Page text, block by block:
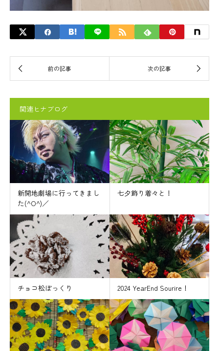
関連ヒナブログ
新開地劇場に行ってきまし
た(^O^)／
七夕飾り着々と！
チョコ松ぼっくり 2024 YearEnd Sourire！